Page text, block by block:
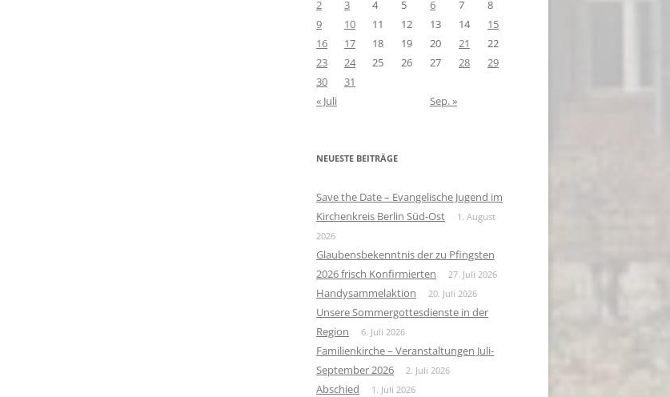
2
3 4 5 6 7
8
9
10 11 12 13 14
15
16
17 18 19 20 21
22
23
24 25 26 27 28
29
30
31
« Juli
Sep. »
NEUESTE BEITRÄGE
Save the Date – Evangelische Jugend im
Kirchenkreis Berlin Süd-Ost
1. August
2026
Glaubensbekenntnis der zu Pfingsten
2026 frisch Konfirmierten
27. Juli 2026
Handysammelaktion 20. Juli 2026
Unsere Sommergottesdienste in der
Region
6. Juli 2026
Familienkirche – Veranstaltungen Juli-
September 2026
2. Juli 2026
Abschied 1. Juli 2026